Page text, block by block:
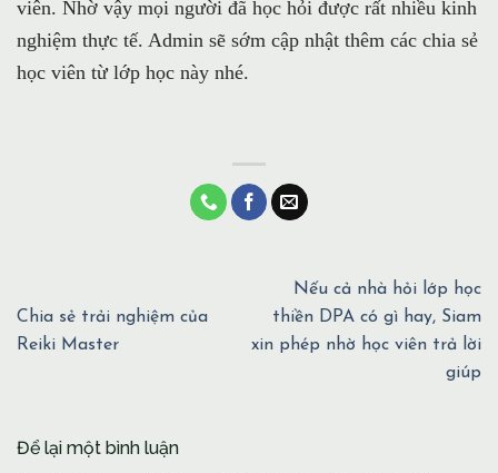
viên. Nhờ vậy mọi người đã học hỏi được rất nhiều kinh
nghiệm thực tế. Admin sẽ sớm cập nhật thêm các chia sẻ
học viên từ lớp học này nhé.
Chia sẻ trải nghiệm của
Reiki Master
Nếu cả nhà hỏi lớp học
thiền DPA có gì hay, Siam
xin phép nhờ học viên trả lời
giúp
Để lại một bình luận